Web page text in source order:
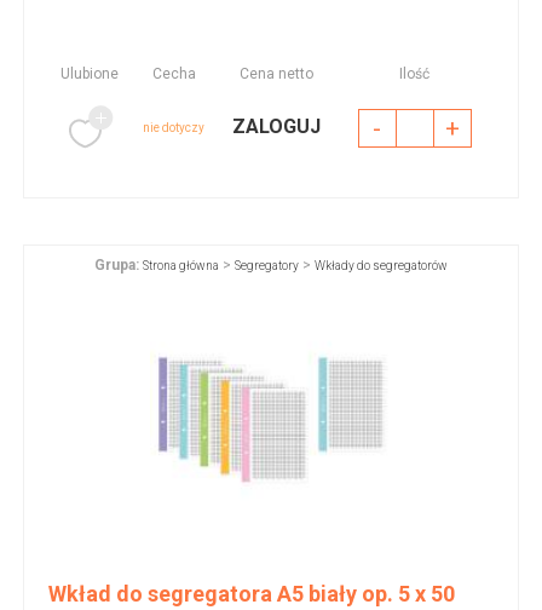
Ulubione Cecha Cena netto Ilość
nie dotyczy ZALOGUJ - +
Grupa: Strona główna > Segregatory > Wkłady do segregatorów
Wkład do segregatora A5 biały op. 5 x 50